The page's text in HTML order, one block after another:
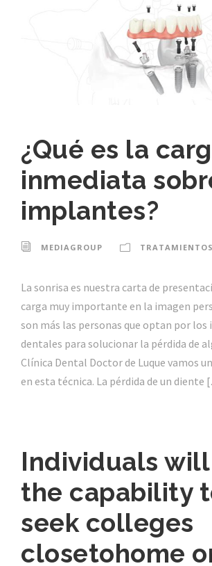
¿Qué es la
inmediata
implantes?
MEDIAGROUP TRATAMIENTOS
La sonrisa es nuestra carta de
carga muy importante en la imagen
son más las personas que optan por
dentales para solucionar la pérdida de
Clínica Dental Doctor de Luque vamos
en esta técnica. La pérdida de un diente
Individuals will
the capability
seek colleges
closetohome